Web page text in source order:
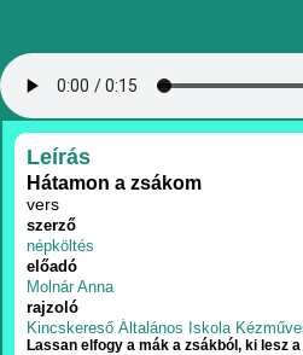
RÉSZLETEK
Leírás
Hátamon a zsákom
vers
szerző
népköltés
előadó
Molnár Anna
rajzoló
Kincskereső Általános Iskola
Lassan elfogy a mák a zsákból, ki lesz